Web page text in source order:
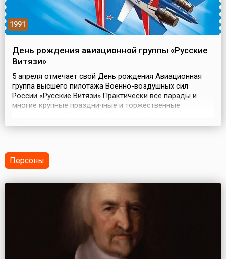
1991
День рождения авиационной группы «Русские
Витязи»
5 апреля отмечает свой День рождения Авиационная
группа высшего пилотажа Военно-воздушных сил
России «Русские Витязи».Практически все парады и
многие крупные праздничные и торжественные
завораживающего зрелищного выступления известных
и «Стрижи». Обе группы становились неоднократными
победителями кон...
Персоны